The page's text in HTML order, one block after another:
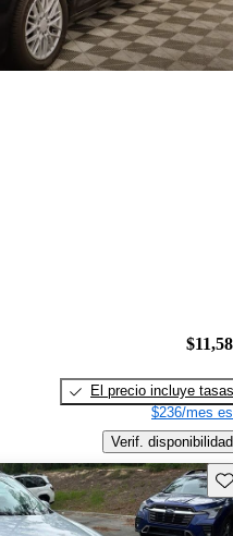
El precio incluye tasas
$236/mes
Verif. disponibilidad